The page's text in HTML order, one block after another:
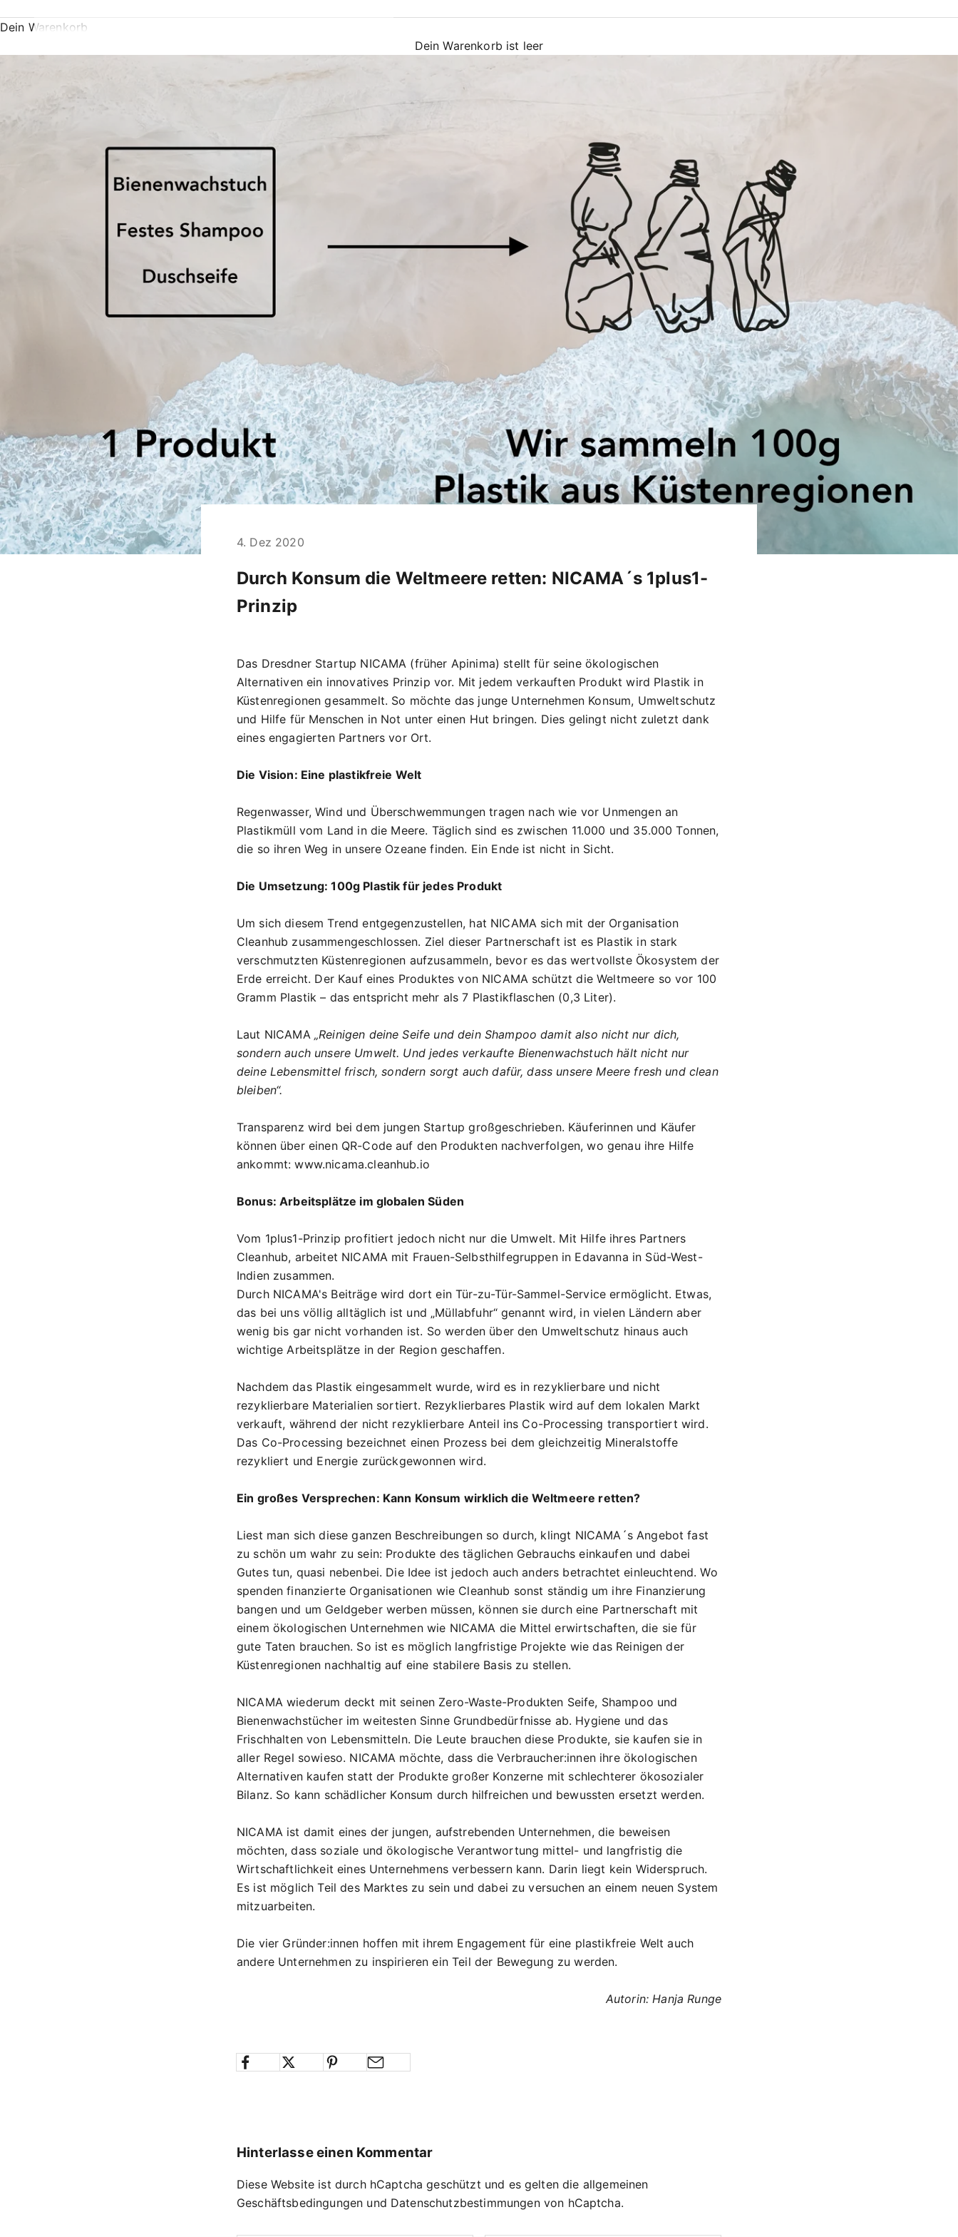
Dein Warenkorb
Dein Warenkorb ist leer
4. Dez 2020
Durch Konsum die Weltmeere retten: NICAMA´s 1plus1-
Prinzip
Das Dresdner Startup NICAMA (früher Apinima) stellt für seine ökologischen
Alternativen ein innovatives Prinzip vor. Mit jedem verkauften Produkt wird Plastik in
Küstenregionen gesammelt. So möchte das junge Unternehmen Konsum, Umweltschutz
und Hilfe für Menschen in Not unter einen Hut bringen. Dies gelingt nicht zuletzt dank
eines engagierten Partners vor Ort.
Die Vision: Eine plastikfreie Welt
Regenwasser, Wind und Überschwemmungen tragen nach wie vor Unmengen an
Plastikmüll vom Land in die Meere. Täglich sind es zwischen 11.000 und 35.000 Tonnen,
die so ihren Weg in unsere Ozeane finden. Ein Ende ist nicht in Sicht.
Die Umsetzung: 100g Plastik für jedes Produkt
Um sich diesem Trend entgegenzustellen, hat NICAMA sich mit der Organisation
Cleanhub zusammengeschlossen. Ziel dieser Partnerschaft ist es Plastik in stark
verschmutzten Küstenregionen aufzusammeln, bevor es das wertvollste Ökosystem der
Erde erreicht. Der Kauf eines Produktes von NICAMA schützt die Weltmeere so vor 100
Gramm Plastik – das entspricht mehr als 7 Plastikflaschen (0,3 Liter).
Laut NICAMA „Reinigen deine Seife und dein Shampoo damit also nicht nur dich,
sondern auch unsere Umwelt. Und jedes verkaufte Bienenwachstuch hält nicht nur
deine Lebensmittel frisch, sondern sorgt auch dafür, dass unsere Meere fresh und clean
bleiben“.
Transparenz wird bei dem jungen Startup großgeschrieben. Käuferinnen und Käufer
können über einen QR-Code auf den Produkten nachverfolgen, wo genau ihre Hilfe
ankommt:www.nicama.cleanhub.io
Bonus: Arbeitsplätze im globalen Süden
Vom 1plus1-Prinzip profitiert jedoch nicht nur die Umwelt. Mit Hilfe ihres Partners
Cleanhub, arbeitet NICAMA mit Frauen-Selbsthilfegruppen in Edavanna in Süd-West-
Indien zusammen.
Durch NICAMA's Beiträge wird dort ein Tür-zu-Tür-Sammel-Service ermöglicht. Etwas,
das bei uns völlig alltäglich ist und „Müllabfuhr“ genannt wird, in vielen Ländern aber
wenig bis gar nicht vorhanden ist. So werden über den Umweltschutz hinaus auch
wichtige Arbeitsplätze in der Region geschaffen.
Nachdem das Plastik eingesammelt wurde, wird es in rezyklierbare und nicht
rezyklierbare Materialien sortiert. Rezyklierbares Plastik wird auf dem lokalen Markt
verkauft, während der nicht rezyklierbare Anteil ins Co-Processing transportiert wird.
Das Co-Processing bezeichnet einen Prozess bei dem gleichzeitig Mineralstoffe
rezykliert und Energie zurückgewonnen wird.
Ein großes Versprechen: Kann Konsum wirklich die Weltmeere retten?
Liest man sich diese ganzen Beschreibungen so durch, klingt NICAMA´s Angebot fast
zu schön um wahr zu sein: Produkte des täglichen Gebrauchs einkaufen und dabei
Gutes tun, quasi nebenbei. Die Idee ist jedoch auch anders betrachtet einleuchtend. Wo
spenden finanzierte Organisationen wie Cleanhub sonst ständig um ihre Finanzierung
bangen und um Geldgeber werben müssen, können sie durch eine Partnerschaft mit
einem ökologischen Unternehmen wie NICAMA die Mittel erwirtschaften, die sie für
gute Taten brauchen. So ist es möglich langfristige Projekte wie das Reinigen der
Küstenregionen nachhaltig auf eine stabilere Basis zu stellen.
NICAMA wiederum deckt mit seinen Zero-Waste-Produkten Seife, Shampoo und
Bienenwachstücher im weitesten Sinne Grundbedürfnisse ab. Hygiene und das
Frischhalten von Lebensmitteln. Die Leute brauchen diese Produkte, sie kaufen sie in
aller Regel sowieso. NICAMA möchte, dass die Verbraucher:innen ihre ökologischen
Alternativen kaufen statt der Produkte großer Konzerne mit schlechterer ökosozialer
Bilanz. So kann schädlicher Konsum durch hilfreichen und bewussten ersetzt werden.
NICAMA ist damit eines der jungen, aufstrebenden Unternehmen, die beweisen
möchten, dass soziale und ökologische Verantwortung mittel- und langfristig die
Wirtschaftlichkeit eines Unternehmens verbessern kann. Darin liegt kein Widerspruch.
Es ist möglich Teil des Marktes zu sein und dabei zu versuchen an einem neuen System
mitzuarbeiten.
Die vier Gründer:innen hoffen mit ihrem Engagement für eine plastikfreie Welt auch
andere Unternehmen zu inspirieren ein Teil der Bewegung zu werden.
Autorin: Hanja Runge
Hinterlasse einen Kommentar
Diese Website ist durch hCaptcha geschützt und es gelten die allgemeinen
Geschäftsbedingungen und Datenschutzbestimmungenvon hCaptcha.